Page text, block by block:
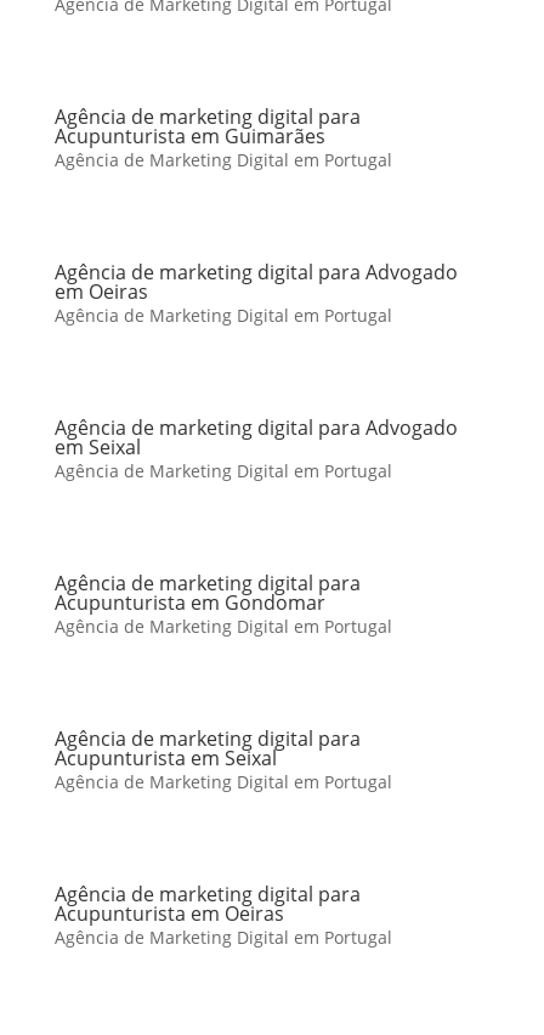
Agência de marketing digital para
Acupunturista em Guimarães
Agência de Marketing Digital em Portugal
Agência de marketing digital para Advogado
em Oeiras
Agência de Marketing Digital em Portugal
Agência de marketing digital para Advogado
em Seixal
Agência de Marketing Digital em Portugal
Agência de marketing digital para
Acupunturista em Gondomar
Agência de Marketing Digital em Portugal
Agência de marketing digital para
Acupunturista em Seixal
Agência de Marketing Digital em Portugal
Agência de marketing digital para
Acupunturista em Oeiras
Agência de Marketing Digital em Portugal